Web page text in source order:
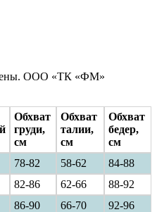
ООО «ТК «ФМ»
Обхват
груди,
см
Обхват
талии,
см
Обхват
бедер,
см
78-82 58-62
84-88
82-86 62-66
88-92
86-90 66-70
92-96